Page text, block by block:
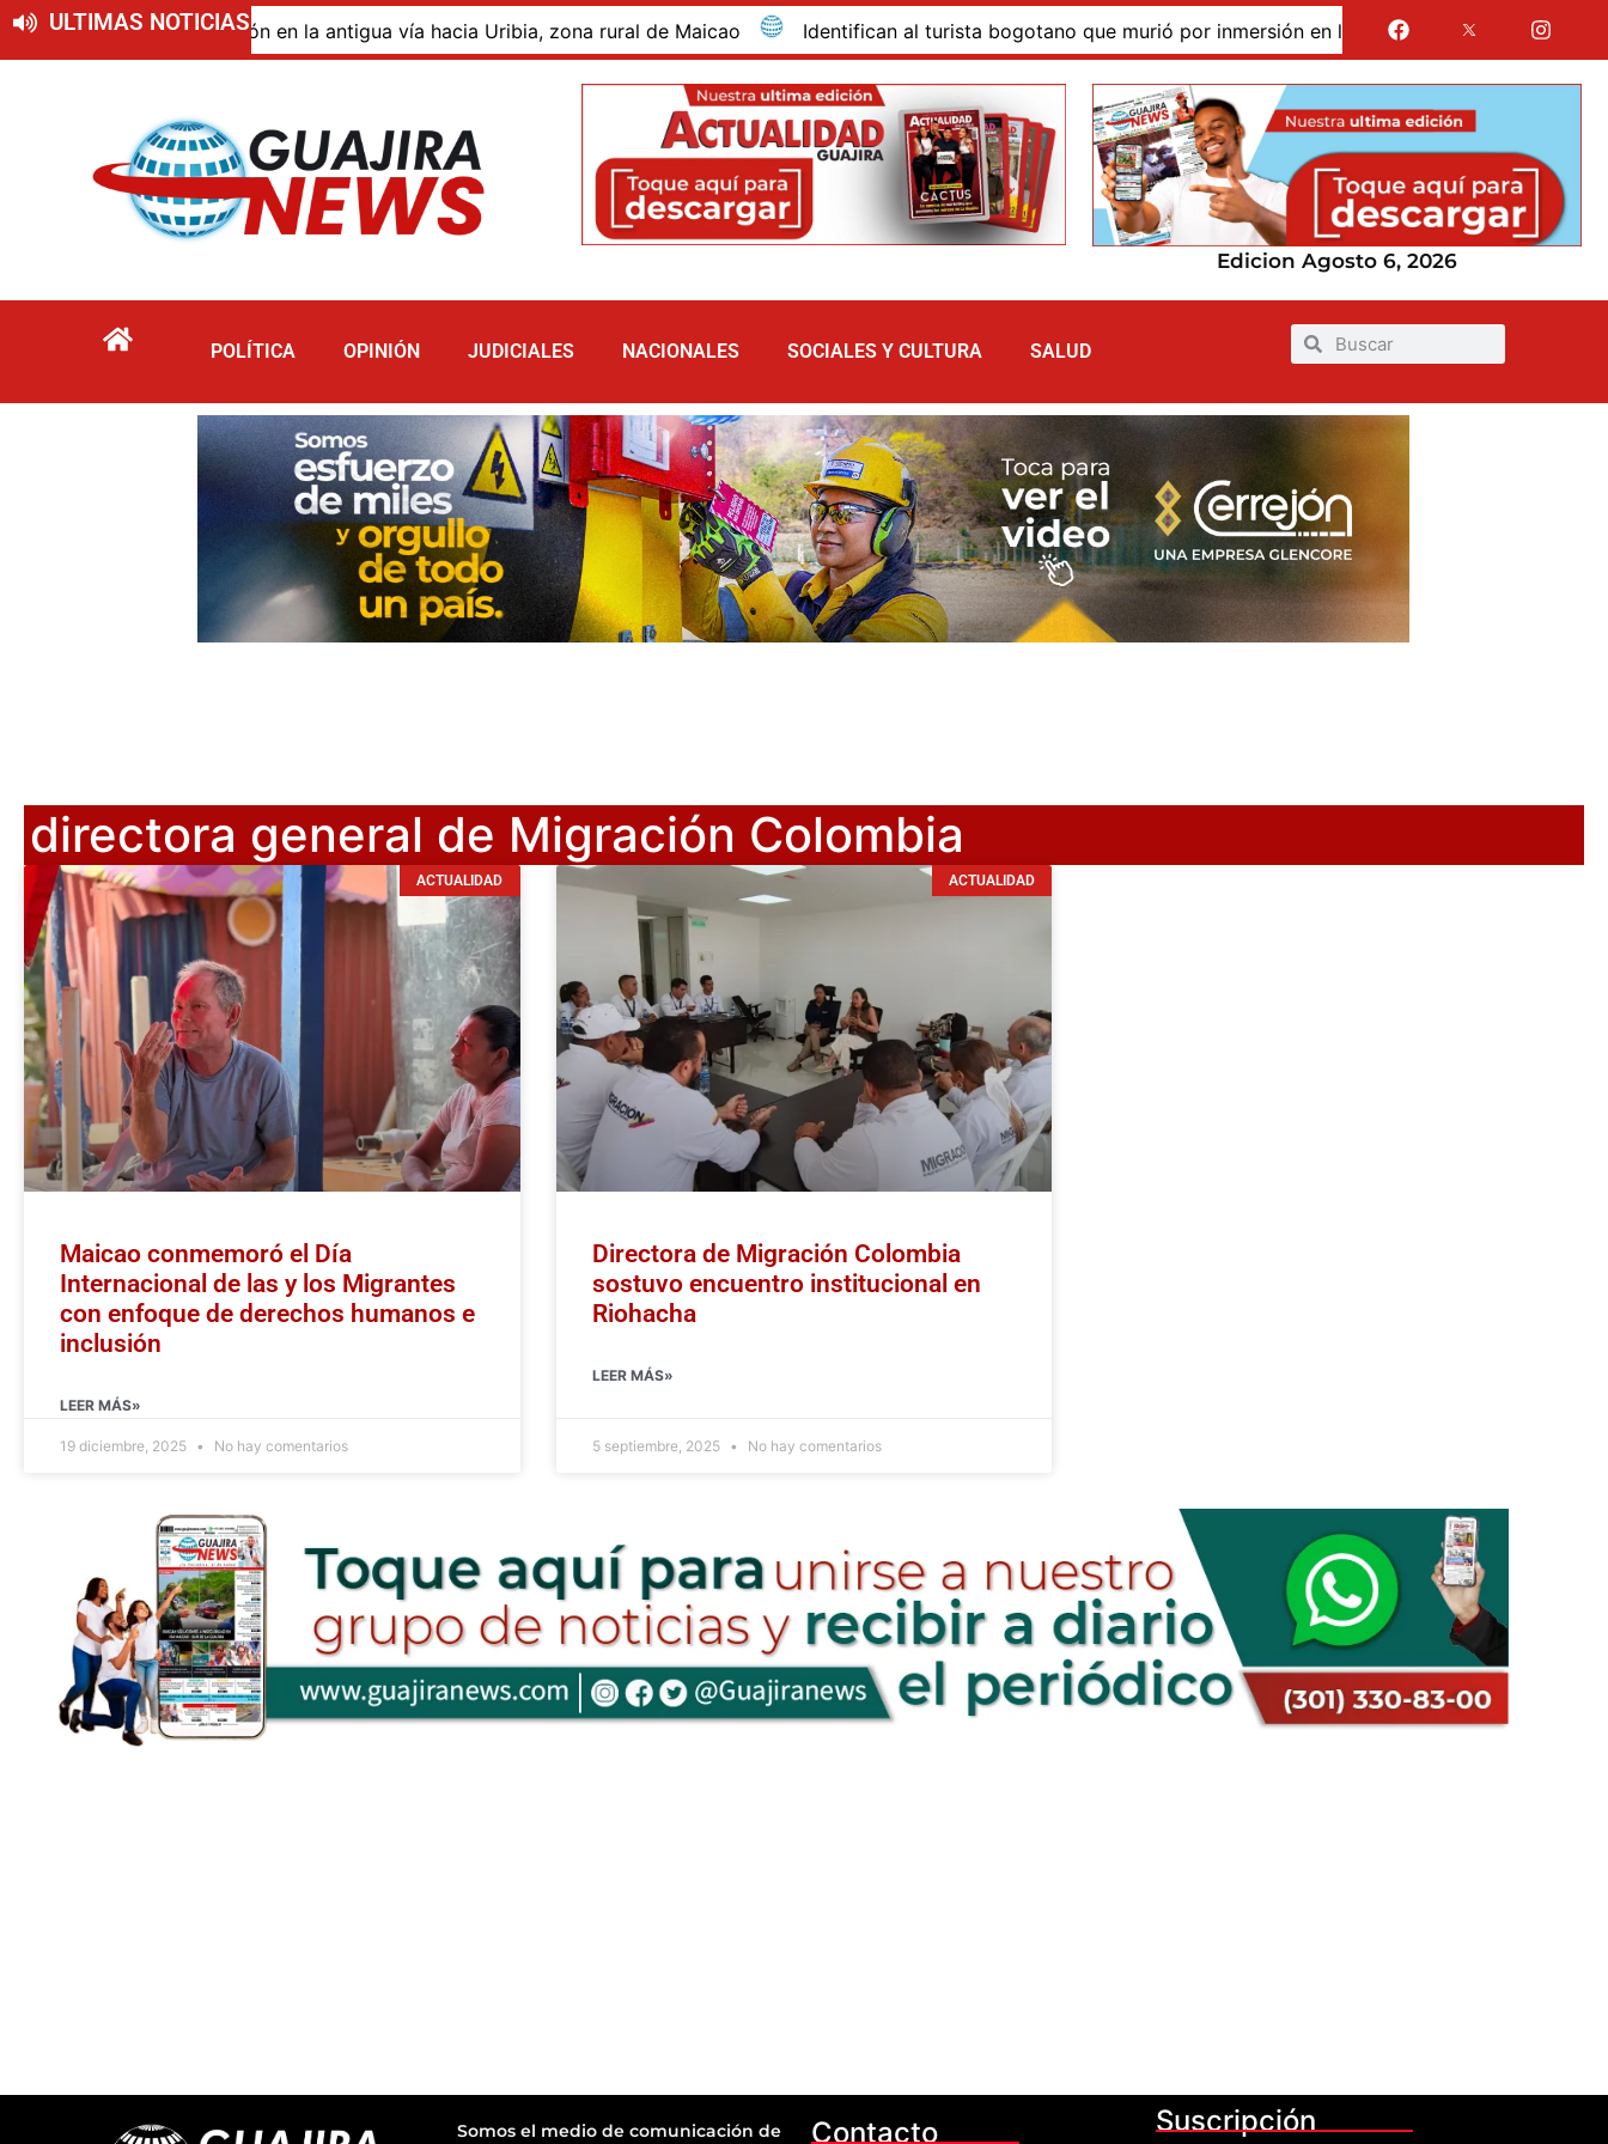
ULTIMAS NOTICIAS
de descomposición en la antigua vía hacia Uribia, zona rural de Maicao Identifican al turista bogotano que murió por inmersión en las dunas de Taroa; su cuerpo
Edicion Agosto 6, 2026
POLÍTICA OPINIÓN JUDICIALES NACIONALES SOCIALES Y CULTURA SALUD
directora general de Migración Colombia
ACTUALIDAD
Maicao conmemoró el Día
Internacional de las y los Migrantes
con enfoque de derechos humanos e
inclusión
LEER MÁS»
19 diciembre, 2025 No hay comentarios
ACTUALIDAD
Directora de Migración Colombia
sostuvo encuentro institucional en
Riohacha
LEER MÁS»
5 septiembre, 2025 No hay comentarios
Somos el medio de comunicación de Contacto Suscripción